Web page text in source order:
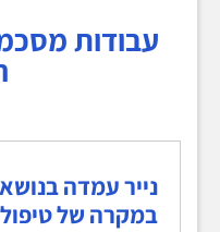
עבודות
נייר עמדה
במקרה של